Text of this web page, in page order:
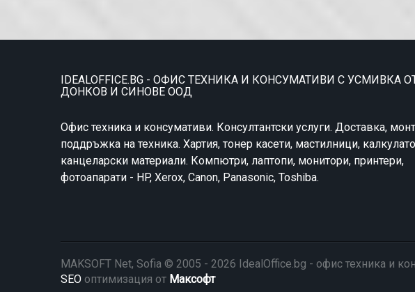
IDEALOFFICE.BG - ОФИС ТЕХНИКА И КОНСУМАТИВИ С УСМИВКА
ДОНКОВ И СИНОВЕ ООД
Офис техника и консумативи. Консултантски услуги. Доставка,
поддръжка на техника. Хартия, тонер касети, мастилници,
канцеларски материали. Компютри, лаптопи, монитори, принтери,
фотоапарати - HP, Xerox, Canon, Panasonic, Toshiba.
MAKSOFT Net, Sofia © 2005 - 2026 IdealOffice.bg - офис техника
SEO оптимизация от Максофт